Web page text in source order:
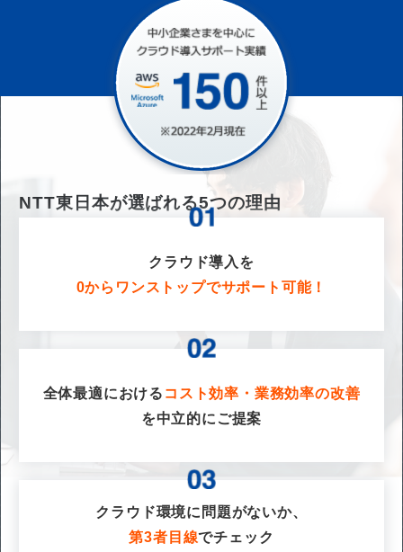
NTT東日本が選ばれる5つの理由
クラウド導入を
0からワンストップでサポート可能！
全体最適における コスト効率・業務効率の改善
を中立的にご提案
クラウド環境に問題がないか、
第3者目線でチェック